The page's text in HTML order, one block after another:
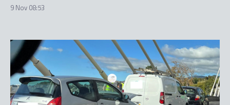
9 Nov 08:53